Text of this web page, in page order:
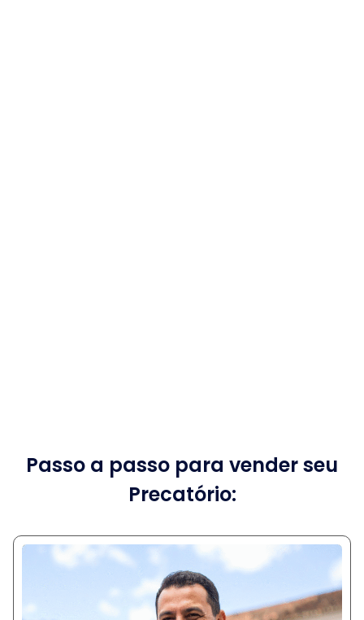
Passo a passo para vender seu
Precatório: